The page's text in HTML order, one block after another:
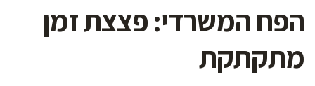
הפח המשרדי: פצצת זמן
מתקתקת